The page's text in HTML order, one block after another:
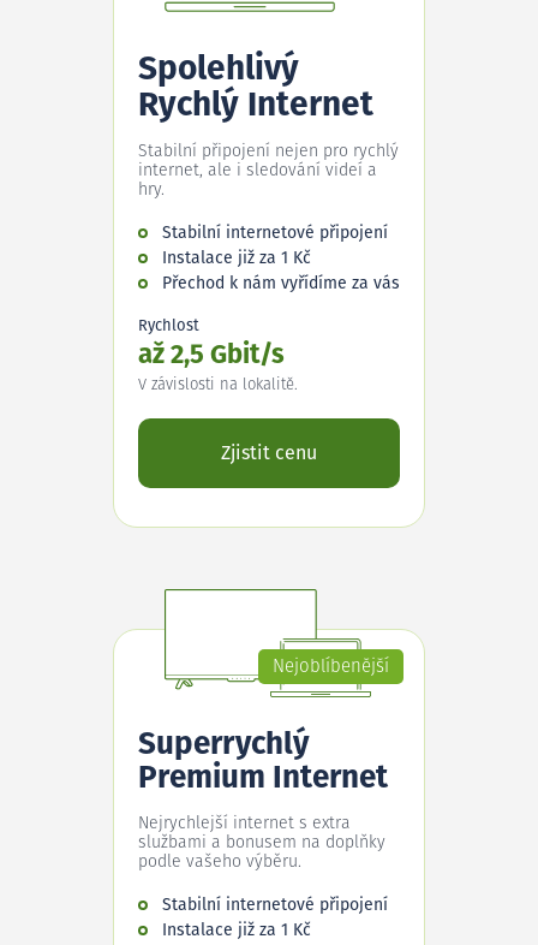
Spolehlivý
Rychlý Internet
Stabilní připojení nejen pro rychlý
internet, ale i sledování videí a
hry.
Stabilní internetové připojení
Instalace již za 1 Kč
Přechod k nám vyřídíme za vás
Rychlost
až 2,5 Gbit/s
V závislosti na lokalitě.
Zjistit cenu
Nejoblíbenější
Superrychlý
Premium Internet
Nejrychlejší internet s extra
službami a bonusem na doplňky
podle vašeho výběru.
Stabilní internetové připojení
Instalace již za 1 Kč